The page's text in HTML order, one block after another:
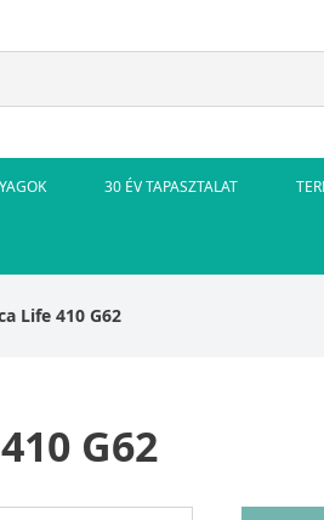
30 ÉV TAPASZTALAT
Life 410 G62
G62